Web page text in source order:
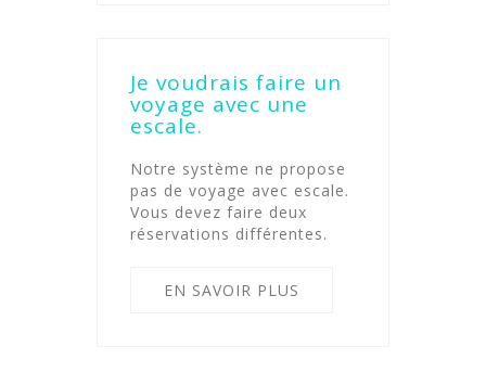
Je voudrais faire un
voyage avec une
escale.
Notre système ne propose
pas de voyage avec escale.
Vous devez faire deux
réservations différentes.
EN SAVOIR PLUS